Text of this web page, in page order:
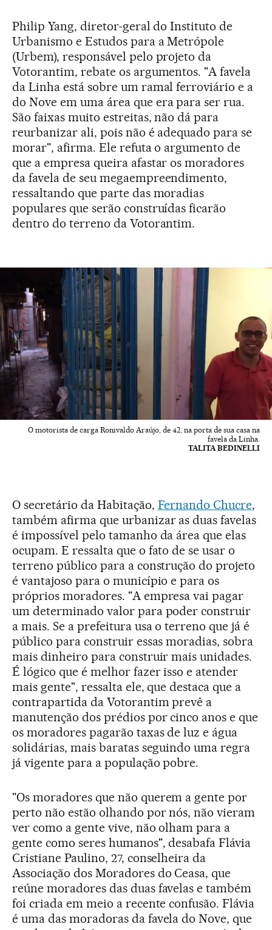
Philip Yang, diretor-geral do Instituto de
Urbanismo e Estudos para a Metrópole
(Urbem), responsável pelo projeto da
Votorantim, rebate os argumentos. "A favela
da Linha está sobre um ramal ferroviário e a
do Nove em uma área que era para ser rua.
São faixas muito estreitas, não dá para
reurbanizar ali, pois não é adequado para se
morar", afirma. Ele refuta o argumento de
que a empresa queira afastar os moradores
da favela de seu megaempreendimento,
ressaltando que parte das moradias
populares que serão construídas ficarão
dentro do terreno da Votorantim.
O motorista de carga Ronivaldo Araújo, de 42, na porta de sua casa na
favela da Linha.
TALITA BEDINELLI
O secretário da Habitação, Fernando Chucre,
também afirma que urbanizar as duas favelas
é impossível pelo tamanho da área que elas
ocupam. E ressalta que o fato de se usar o
terreno público para a construção do projeto
é vantajoso para o município e para os
próprios moradores. "A empresa vai pagar
um determinado valor para poder construir
a mais. Se a prefeitura usa o terreno que já é
público para construir essas moradias, sobra
mais dinheiro para construir mais unidades.
É lógico que é melhor fazer isso e atender
mais gente", ressalta ele, que destaca que a
contrapartida da Votorantim prevê a
manutenção dos prédios por cinco anos e que
os moradores pagarão taxas de luz e água
solidárias, mais baratas seguindo uma regra
já vigente para a população pobre.
"Os moradores que não querem a gente por
perto não estão olhando por nós, não vieram
ver como a gente vive, não olham para a
gente como seres humanos", desabafa Flávia
Cristiane Paulino, 27, conselheira da
Associação dos Moradores do Ceasa, que
reúne moradores das duas favelas e também
foi criada em meio a recente confusão. Flávia
é uma das moradoras da favela do Nove, que